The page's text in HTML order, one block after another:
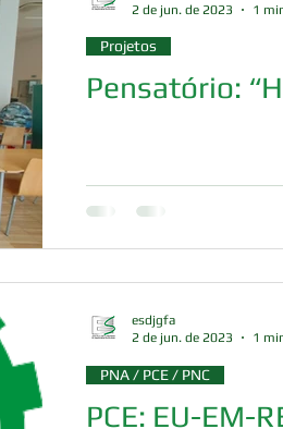
Pensatório:
Projetos
2 de jun. de 2023
1
PCE: EU-EM-
PNA / PCE / PNC
esdjgfa
2 de jun. de 2023
1